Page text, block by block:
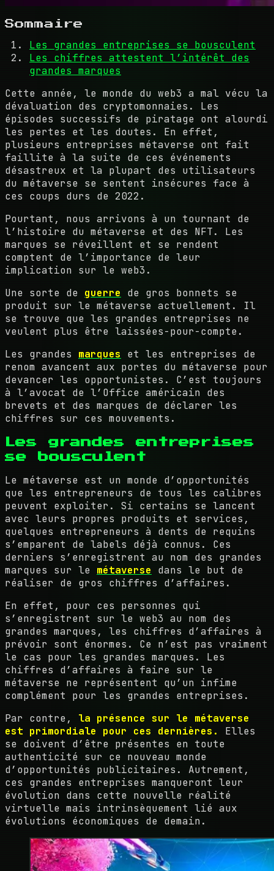
Sommaire
Les grandes entreprises se bousculent
Les chiffres attestent l’intérêt des
grandes marques
Cette année, le monde du web3 a mal vécu la
dévaluation des cryptomonnaies. Les
épisodes successifs de piratage ont alourdi
les pertes et les doutes. En effet,
plusieurs entreprises métaverse ont fait
faillite à la suite de ces événements
désastreux et la plupart des utilisateurs
du métaverse se sentent insécures face à
ces coups durs de 2022.
Pourtant, nous arrivons à un tournant de
l’histoire du métaverse et des NFT. Les
marques se réveillent et se rendent
comptent de l’importance de leur
implication sur le web3.
Une sorte de guerre
de gros bonnets se
produit sur le métaverse actuellement. Il
se trouve que les grandes entreprises ne
veulent plus être laissées-pour-compte.
Les grandes marques
et les entreprises de
renom avancent aux portes du métaverse pour
devancer les opportunistes. C’est toujours
à l’avocat de l’Office américain des
brevets et des marques de déclarer les
chiffres sur ces mouvements.
Les grandes entreprises
se bousculent
Le métaverse est un monde d’opportunités
que les entrepreneurs de tous les calibres
peuvent exploiter. Si certains se lancent
avec leurs propres produits et services,
quelques entrepreneurs à dents de requins
s’emparent de labels déjà connus. Ces
derniers s’enregistrent au nom des grandes
marques sur le métaverse
dans le but de
réaliser de gros chiffres d’affaires.
En effet, pour ces personnes qui
s’enregistrent sur le web3 au nom des
grandes marques, les chiffres d’affaires à
prévoir sont énormes. Ce n’est pas vraiment
le cas pour les grandes marques. Les
chiffres d’affaires à faire sur le
métaverse ne représentent qu’un infime
complément pour les grandes entreprises.
Par contre, la présence sur le métaverse
est primordiale pour ces dernières.
Elles
se doivent d’être présentes en toute
authenticité sur ce nouveau monde
d’opportunités publicitaires. Autrement,
ces grandes entreprises manqueront leur
évolution dans cette nouvelle réalité
virtuelle mais intrinsèquement lié aux
évolutions économiques de demain.